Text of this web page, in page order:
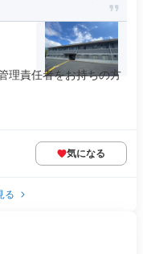
理責任者をお持ちの方
気になる
る